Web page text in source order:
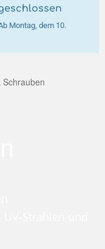
Montag, dem 10.
Schrauben